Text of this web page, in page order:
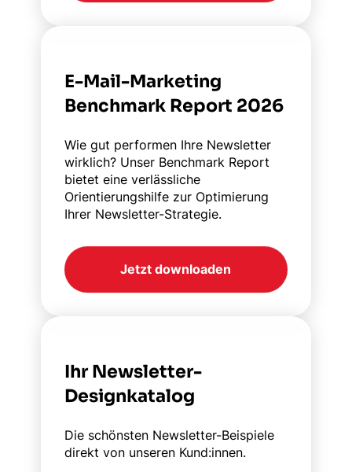
E-Mail-Marketing
Benchmark Report 2026
Wie gut performen Ihre Newsletter
wirklich? Unser Benchmark Report
bietet eine verlässliche
Orientierungshilfe zur Optimierung
Ihrer Newsletter-Strategie.
Jetzt downloaden
Ihr Newsletter-
Designkatalog
Die schönsten Newsletter-Beispiele
direkt von unseren Kund:innen.